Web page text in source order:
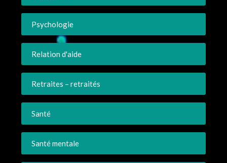
Psychologie
Relation d'aide
Retraites – retraités
Santé
Santé mentale